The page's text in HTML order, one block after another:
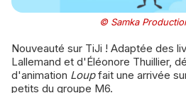
© Samka
Nouveauté sur TiJi ! Adaptée des livres à succès d'Orianne
Lallemand et d'Éléonore Thuillier,
d'animation Loupfait une arrivée
petits du groupe M6.